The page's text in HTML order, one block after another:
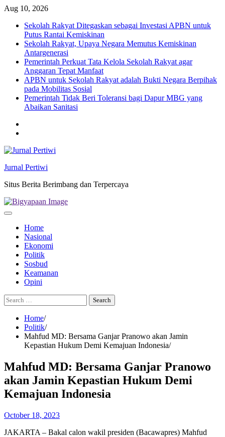
Skip
content
Aug 10, 2026
Sekolah Rakyat Ditegaskan sebagai Investasi APBN untuk
Putus Rantai Kemiskinan
Sekolah Rakyat, Upaya Negara Memutus Kemiskinan
Antargenerasi
Pemerintah Perkuat Tata Kelola Sekolah Rakyat agar
Anggaran Tepat Manfaat
APBN untuk Sekolah Rakyat adalah Bukti Negara Berpihak
pada Mobilitas Sosial
Pemerintah Tidak Beri Toleransi bagi Dapur MBG yang
Abaikan Sanitasi
Jurnal Pertiwi
Situs Berita Berimbang dan Terpercaya
Home
Nasional
Ekonomi
Politik
Sosbud
Keamanan
Opini
Search
for:
Home
Politik
Mahfud MD: Bersama Ganjar Pranowo akan Jamin
Kepastian Hukum Demi Kemajuan Indonesia
Mahfud MD: Bersama Ganjar Pranowo
akan Jamin Kepastian Hukum Demi
Kemajuan Indonesia
October 18, 2023
JAKARTA – Bakal calon wakil presiden (Bacawapres) Mahfud